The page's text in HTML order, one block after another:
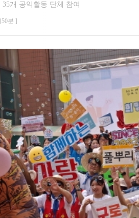
개 공익활동 단체 참여
분 ]